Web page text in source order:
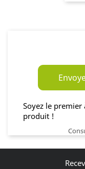
Soyez le
produit !